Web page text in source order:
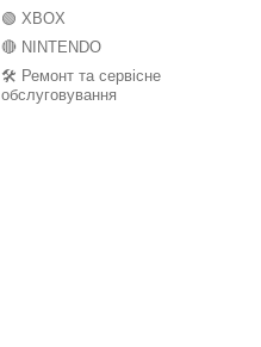
🟢 XBOX
🔴 NINTENDO
🛠️ Ремонт та сервісне
обслуговування